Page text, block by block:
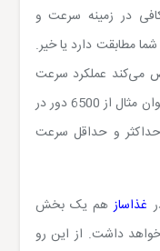
در زمینه سرعت و
مطابقت دارد یا خیر.
می‌کند عملکرد سرعت
مخلوط کن در آن غذاساز چقدر است. به عنوان مثال از 6500 دور در
حداکثر و حداقل سرعت
غذاسازهم یک بخش
داشت. از این رو